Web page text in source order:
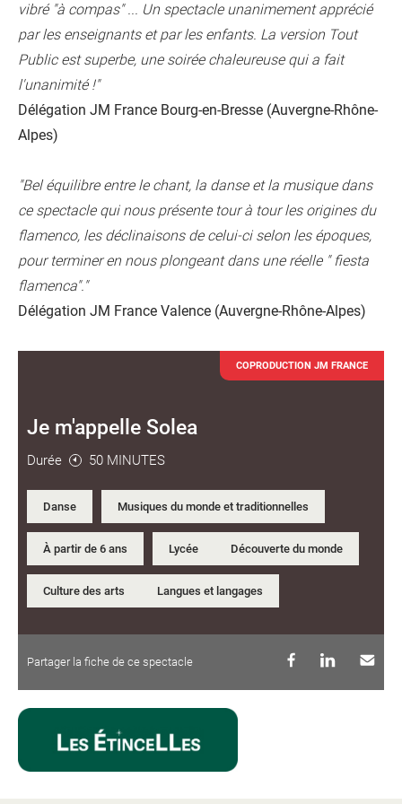
vibré "à compas" ... Un spectacle unanimement apprécié
par les enseignants et par les enfants. La version Tout
Public est superbe, une soirée chaleureuse qui a fait
l'unanimité !"
Délégation JM France Bourg-en-Bresse (Auvergne-Rhône-
Alpes)
"Bel équilibre entre le chant, la danse et la musique dans
ce spectacle qui nous présente tour à tour les origines du
flamenco, les déclinaisons de celui-ci selon les époques,
pour terminer en nous plongeant dans une réelle " fiesta
flamenca"."
Délégation JM France Valence (Auvergne-Rhône-Alpes)
COPRODUCTION JM FRANCE
Je m'appelle Solea
Durée 50 MINUTES
Danse Musiques du monde et traditionnelles
À partir de 6 ans Lycée Découverte du monde
Culture des arts Langues et langages
Partager la fiche de ce spectacle